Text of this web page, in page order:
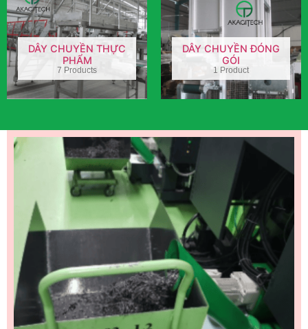
DÂY CHUYỀN THỰC
PHẨM
7 Products
DÂY CHUYỀN ĐÓNG
GÓI
1 Product